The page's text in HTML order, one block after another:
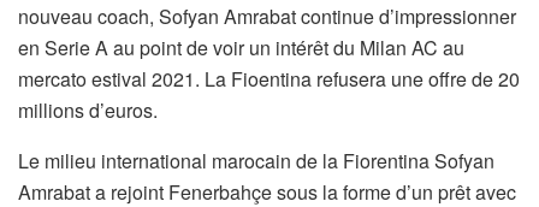
nouveau coach, Sofyan Amrabat continue d’impressionner
en Serie A au point de voir un intérêt du Milan AC au
mercato estival 2021. La Fioentina refusera une offre de 20
millions d’euros.
Le milieu international marocain de la Fiorentina Sofyan
Amrabat a rejoint Fenerbahçe sous la forme d’un prêt avec